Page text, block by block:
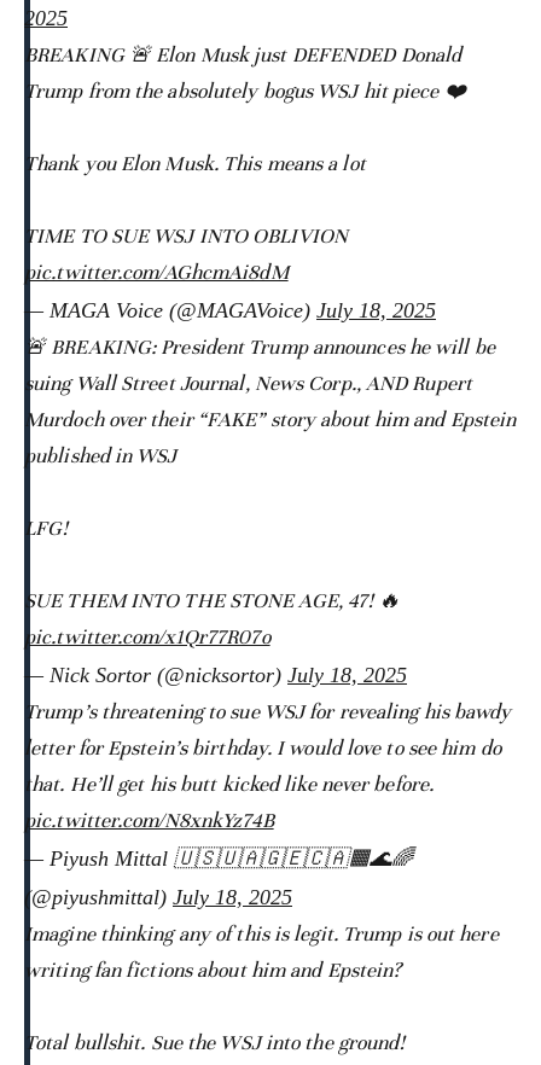
2025
BREAKING 🚨 Elon Musk just DEFENDED Donald
Trump from the absolutely bogus WSJ hit piece ❤️
Thank you Elon Musk. This means a lot
TIME TO SUE WSJ INTO OBLIVION
pic.twitter.com/AGhcmAi8dM
— MAGA Voice (@MAGAVoice) July 18, 2025
🚨 BREAKING: President Trump announces he will be
suing Wall Street Journal, News Corp., AND Rupert
Murdoch over their “FAKE” story about him and Epstein
published in WSJ
LFG!
SUE THEM INTO THE STONE AGE, 47! 🔥
pic.twitter.com/x1Qr77R07o
— Nick Sortor (@nicksortor) July 18, 2025
Trump’s threatening to sue WSJ for revealing his bawdy
letter for Epstein’s birthday. I would love to see him do
that. He’ll get his butt kicked like never before.
pic.twitter.com/N8xnkYz74B
— Piyush Mittal 🇺🇸🇺🇦🇬🇪🇨🇦🟧🌊🌈
(@piyushmittal) July 18, 2025
Imagine thinking any of this is legit. Trump is out here
writing fan fictions about him and Epstein?
Total bullshit. Sue the WSJ into the ground!